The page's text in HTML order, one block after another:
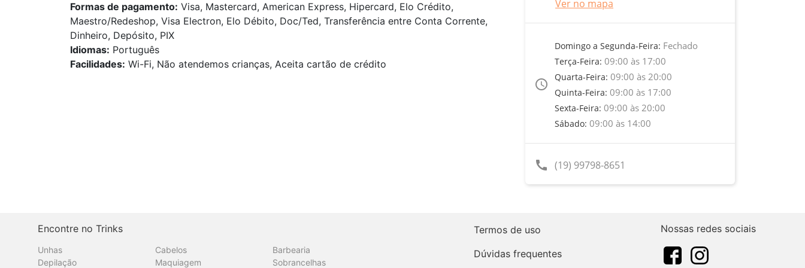
Formas de pagamento: Visa, Mastercard, American Express, Hipercard, Elo Crédito,
Maestro/Redeshop, Visa Electron, Elo Débito, Doc/Ted, Transferência entre Conta Corrente,
Dinheiro, Depósito, PIX
Idiomas: Português
Facilidades: Wi-Fi, Não atendemos crianças, Aceita cartão de crédito
Ver no mapa
access_time
Domingo a Segunda-Feira: Fechado
Terça-Feira: 09:00 às 17:00
Quarta-Feira: 09:00 às 20:00
Quinta-Feira: 09:00 às 17:00
Sexta-Feira: 09:00 às 20:00
Sábado: 09:00 às 14:00
call (19) 99798-8651
Encontre no Trinks
Unhas Cabelos
Barbearia
Depilação
Maquiagem Sobrancelhas
Termos de uso
Dúvidas frequentes
Nossas redes sociais